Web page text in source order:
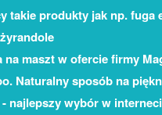
takie produkty jak np. fuga
na maszt w ofercie firmy
Naturalny sposób na
najlepszy wybór w